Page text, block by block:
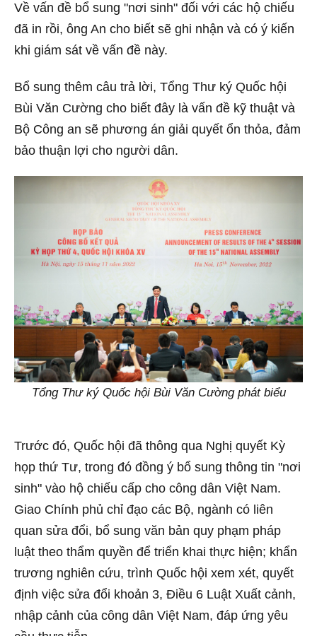
Về vấn đề bổ sung "nơi sinh" đối với các hộ chiếu
đã in rồi, ông An cho biết sẽ ghi nhận và có ý kiến
khi giám sát về vấn đề này.
Bổ sung thêm câu trả lời, Tổng Thư ký Quốc hội
Bùi Văn Cường cho biết đây là vấn đề kỹ thuật và
Bộ Công an sẽ phương án giải quyết ổn thỏa, đảm
bảo thuận lợi cho người dân.
Tổng Thư ký Quốc hội Bùi Văn Cường phát biểu
Trước đó, Quốc hội đã thông qua Nghị quyết Kỳ
họp thứ Tư, trong đó đồng ý bổ sung thông tin "nơi
sinh" vào hộ chiếu cấp cho công dân Việt Nam.
Giao Chính phủ chỉ đạo các Bộ, ngành có liên
quan sửa đổi, bổ sung văn bản quy phạm pháp
luật theo thẩm quyền để triển khai thực hiện; khẩn
trương nghiên cứu, trình Quốc hội xem xét, quyết
định việc sửa đổi khoản 3, Điều 6 Luật Xuất cảnh,
nhập cảnh của công dân Việt Nam, đáp ứng yêu